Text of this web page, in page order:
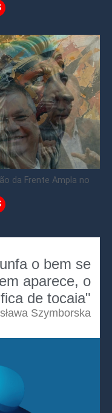
da Frente Ampla no
o bem se
aparece, o
de tocaia"
Szymborska